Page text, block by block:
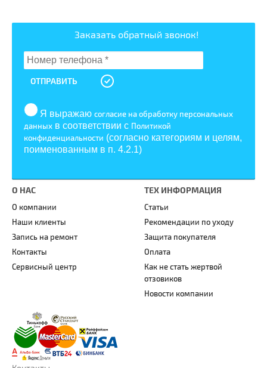
Заказать обратный звонок!
Я выражаю согласие на обработку персональных
данных в соответствии с Политикой
конфиденциальности (согласно категориям и целям,
поименованным в п. 4.2.1)
ОТПРАВИТЬ
О НАС
О компании
Наши клиенты
Запись на ремонт
Контакты
Сервисный центр
ТЕХ ИНФОРМАЦИЯ
Статьи
Рекомендации по уходу
Защита покупателя
Оплата
Как не стать жертвой
отзовиков
Новости компании